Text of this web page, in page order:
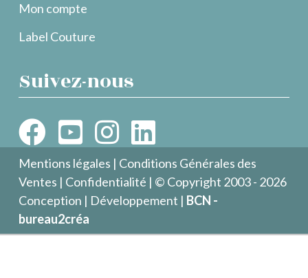
Mon compte
Label Couture
Suivez-nous
Mentions légales | Conditions Générales des
Ventes | Confidentialité | © Copyright 2003 - 2026
Conception | Développement | BCN -
bureau2créa